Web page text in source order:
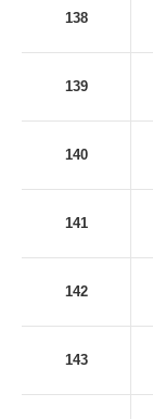
138
139
140
141
142
143